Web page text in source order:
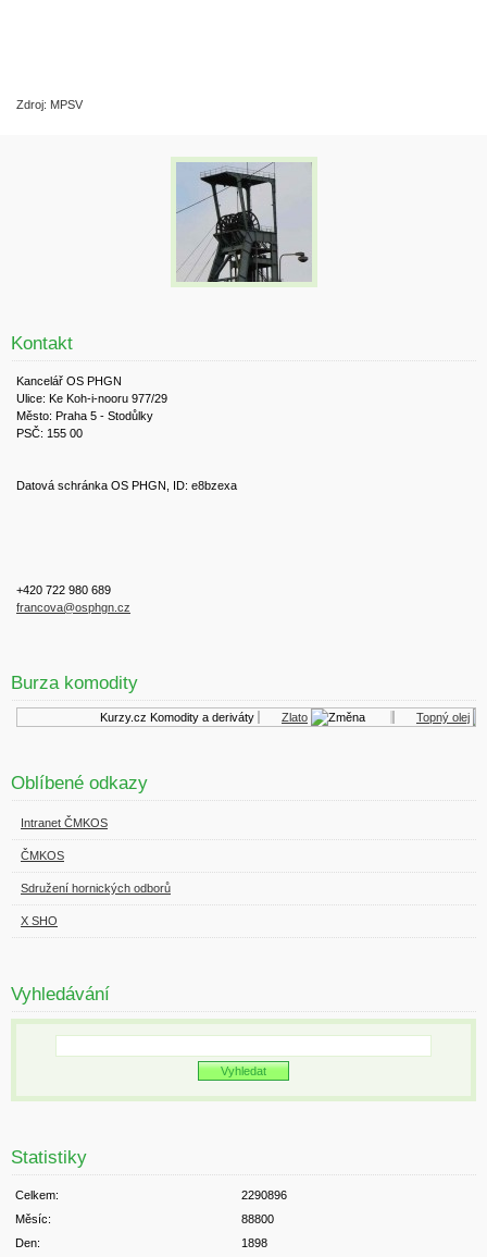
Zdroj: MPSV
Kontakt
Kancelář OS PHGN
Ulice: Ke Koh-i-nooru 977/29
Město: Praha 5 - Stodůlky
PSČ: 155 00
Datová schránka OS PHGN, ID: e8bzexa
+420 722 980 689
francova@osphgn.cz
Burza komodity
Kurzy.cz Komodity a deriváty Zlato Topný olej
Oblíbené odkazy
Intranet ČMKOS
ČMKOS
Sdružení hornických odborů
X SHO
Vyhledávání
Statistiky
Celkem:
2290896
Měsíc:
88800
Den:
1898